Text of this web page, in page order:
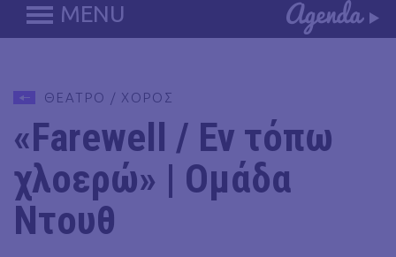
MENU
ΘΕΑΤΡΟ / ΧΟΡΟΣ
«Farewell / Εν τόπω
χλοερώ» | Ομάδα
Ντουθ